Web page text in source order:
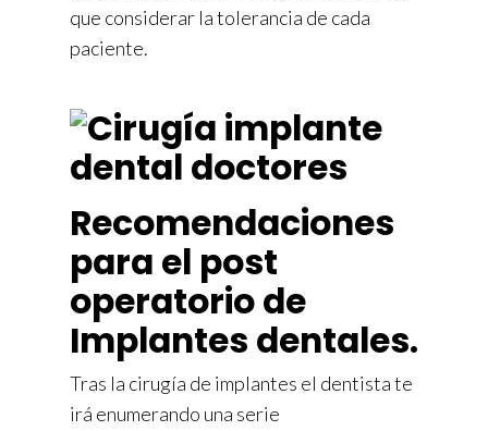
que considerar la tolerancia de cada
paciente.
Recomendaciones
para el post
operatorio de
Implantes dentales.
Tras la cirugía de implantes el dentista te
irá enumerando una serie